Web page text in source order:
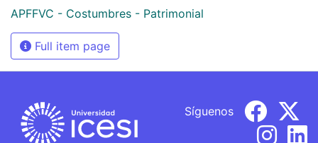
APFFVC - Costumbres - Patrimonial
Full item page
Síguenos